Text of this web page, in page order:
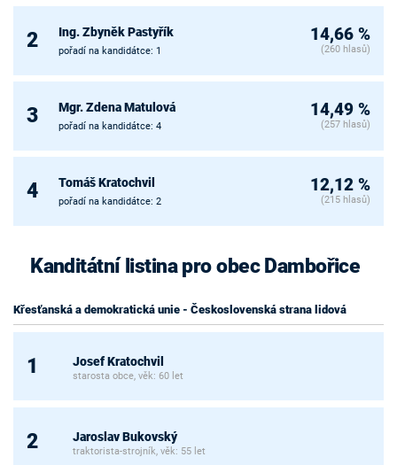
2 Ing. Zbyněk Pastyřík
pořadí na kandidátce: 1
14,66 %
(260 hlasů)
3 Mgr. Zdena Matulová
pořadí na kandidátce: 4
14,49 %
(257 hlasů)
4 Tomáš Kratochvil
pořadí na kandidátce: 2
12,12 %
(215 hlasů)
Kanditátní listina pro obec Dambořice
Křesťanská a demokratická unie - Československá strana lidová
1 Josef Kratochvil
starosta obce, věk: 60 let
2 Jaroslav Bukovský
traktorista-strojník, věk: 55 let